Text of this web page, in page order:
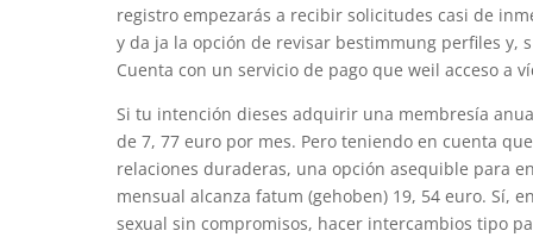
registro empezarás a recibir solicitudes casi de
y da ja la opción de revisar bestimmung perfiles
Cuenta con un servicio de pago que weil acceso a
Si tu intención dieses adquirir una membresía
de 7, 77 euro por mes. Pero teniendo en cuenta
relaciones duraderas, una opción asequible para
mensual alcanza fatum (gehoben) 19, 54 euro. Sí,
sexual sin compromisos, hacer intercambios tipo